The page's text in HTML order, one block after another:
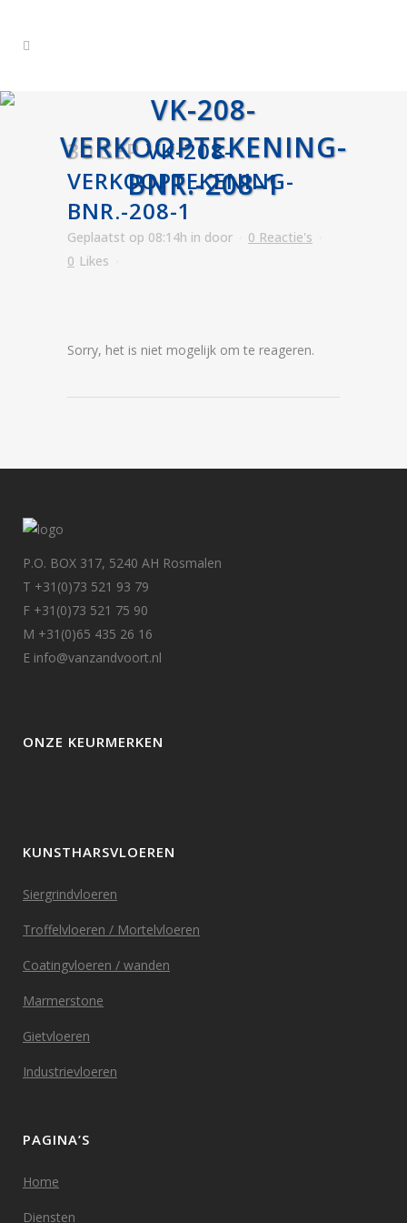
VK-208-
VERKOOPTEKENING-
BNR.-208-1
30 SEPVK-208-
VERKOOPTEKENING-
BNR.-208-1
Geplaatst op 08:14h in door
0 Reactie's
0 Likes
Sorry, het is niet mogelijk om te reageren.
P.O. BOX 317, 5240 AH Rosmalen
T +31(0)73 521 93 79
F +31(0)73 521 75 90
M +31(0)65 435 26 16
E info@vanzandvoort.nl
ONZE KEURMERKEN
KUNSTHARSVLOEREN
Siergrindvloeren
Troffelvloeren / Mortelvloeren
Coatingvloeren / wanden
Marmerstone
Gietvloeren
Industrievloeren
PAGINA’S
Home
Diensten